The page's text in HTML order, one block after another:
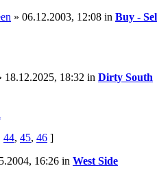
» 06.12.2003, 12:08 in Buy -
18.12.2025, 18:32 in Dirty South
44, 45, 46 ]
16:26 in West Side